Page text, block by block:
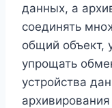
данных, а
соединять
общий объект,
упрощать
устройства